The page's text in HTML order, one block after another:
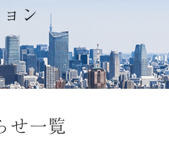
ン
せ一覧